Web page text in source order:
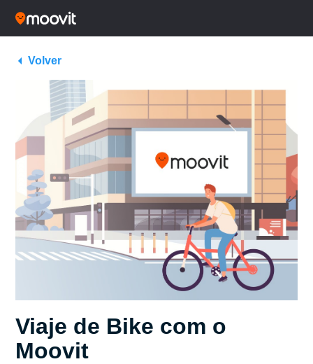
Volver
Viaje de Bike com o
Moovit